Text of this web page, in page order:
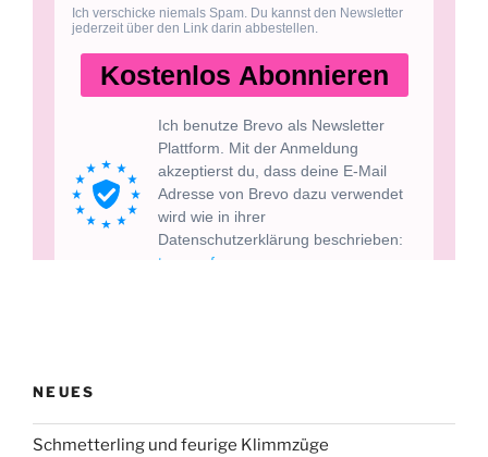
NEUES
Schmetterling und feurige Klimmzüge